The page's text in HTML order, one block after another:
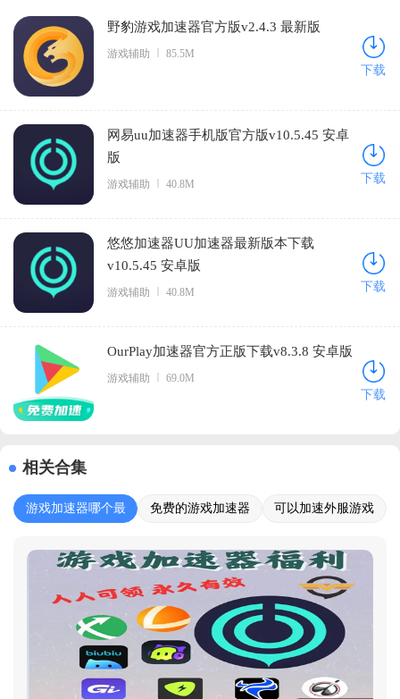
野豹游戏加速器官方版v2.4.3 最新版
游戏辅助 85.5M
下载
网易uu加速器手机版官方版v10.5.45 安卓
版
游戏辅助 40.8M 下载
悠悠加速器UU加速器最新版本下载
v10.5.45 安卓版
游戏辅助 40.8M 下载
OurPlay加速器官方正版下载v8.3.8 安卓版
游戏辅助 69.0M
下载
相关合集
游戏加速器哪个最
免费的游戏加速器
可以加速外服游戏